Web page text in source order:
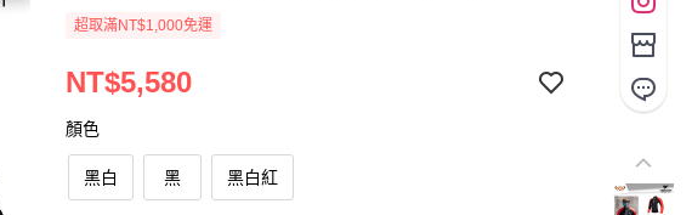
超取滿NT$1,000免運
NT$5,580
顏色
黑白 黑 黑白紅